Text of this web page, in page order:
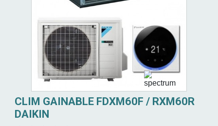
CLIM GAINABLE FDXM60F / RXM60R
DAIKIN